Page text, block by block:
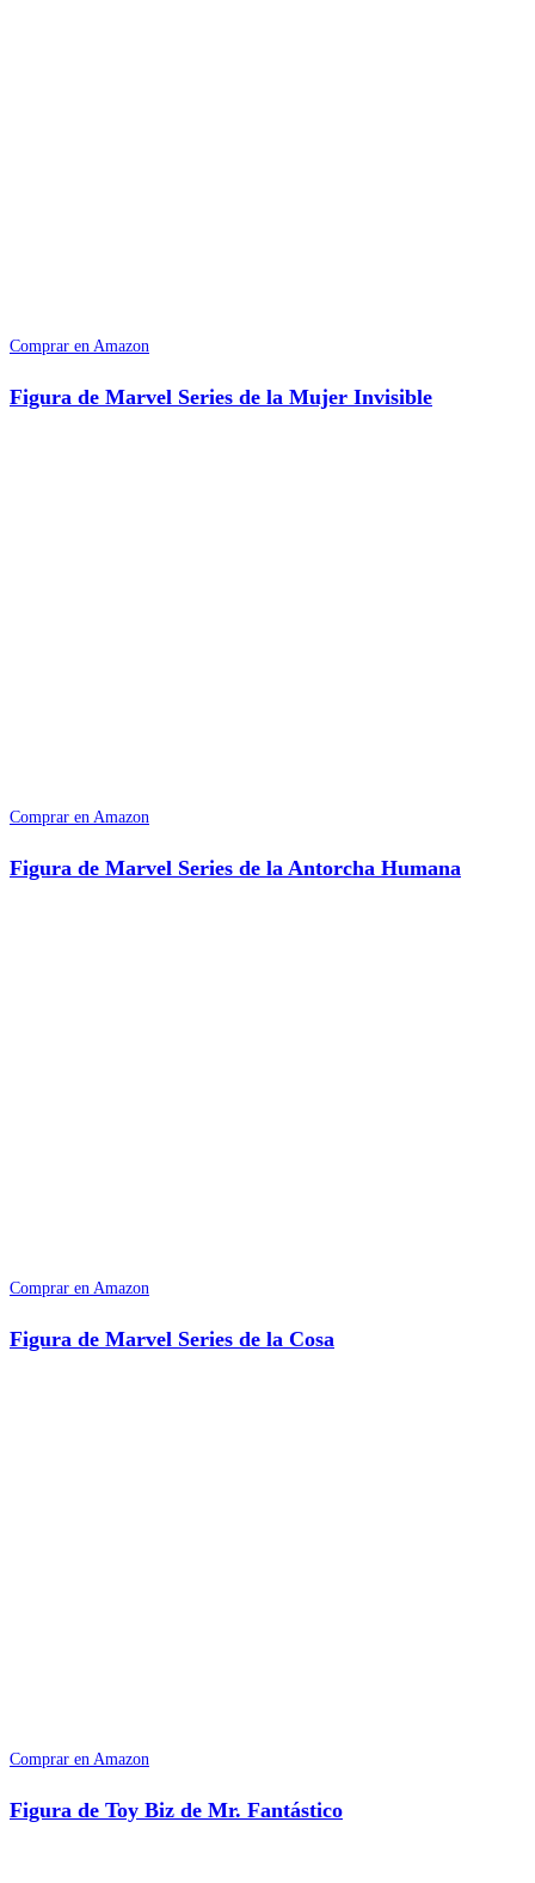
Comprar en Amazon
Figura de Marvel Series de la Mujer Invisible
Comprar en Amazon
Figura de Marvel Series de la Antorcha Humana
Comprar en Amazon
Figura de Marvel Series de la Cosa
Comprar en Amazon
Figura de Toy Biz de Mr. Fantástico